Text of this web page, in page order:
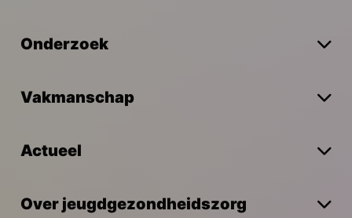
Onderzoek
Vakmanschap
Actueel
Over jeugdgezondheidszorg